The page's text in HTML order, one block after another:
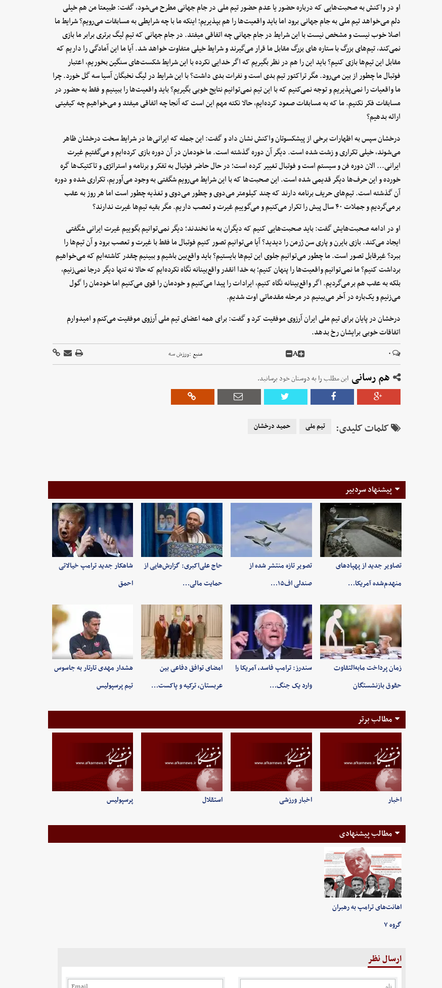
او در واکنش به صحبت‌هایی که درباره حضور یا عدم حضور تیم ملی در جام جهانی مطرح می‌شود، گفت: طبیعتا من هم خیلی
دلم می‌خواهد تیم ملی به جام جهانی برود اما باید واقعیت‌ها را هم بپذیریم؛ اینکه ما با چه شرایطی به مسابقات می‌رویم؟ شرایط ما
اصلا خوب نیست و مشخص نیست با این شرایط در جام جهانی چه اتفاقی میفتد. در جام جهانی که تیم لیگ برتری برابر ما بازی
نمی‌کند، تیم‌های بزرگ با ستاره های بزرگ مقابل ما قرار می‌گیرند و شرایط خیلی متفاوت خواهد شد. آیا ما این آمادگی را داریم که
مقابل این تیم‌ها بازی کنیم؟ باید این را هم در نظر بگیریم که اگر خدایی نکرده با این شرایط شکست‌های سنگین بخوریم، اعتبار
فوتبال ما چطور از بین می‌رود. مگر تراکتور تیم بدی است و نفرات بدی داشت؟ با این شرایط در لیگ نخبگان آسیا سه گل خورد. چرا
ما واقعیات را نمی‌پذیریم و توجه نمی‌کنیم که با این تیم نمی‌توانیم نتایج خوبی بگیریم؟ باید واقعیت‌ها را ببینیم و فقط به حضور در
مسابقات فکر نکنیم‌. ما که به مسابقات صعود کرده‌ایم، حالا نکته مهم این است که آنجا چه اتفاقی میفتد و می‌خواهیم چه کیفیتی
ارائه بدهیم؟
درخشان سپس به اظهارات برخی از پیشکسوتان واکنش نشان داد و گفت: این جمله که ایرانی‌ها در شرایط سخت درخشان ظاهر
می‌شوند، خیلی تکراری و زشت شده است. دیگر آن دوره گذشته است. ما خودمان در آن دوره بازی کرده‌ایم و می‌گفتیم غیرت
ایرانی... الان دوره فن و سیستم است و فوتبال تغییر کرده است؛ در حال حاضر فوتبال به تفکر و برنامه و استراتژی و تاکتیک‌ها گره
خورده و این حرف‌ها دیگر قدیمی شده است. این صحبت‌ها که با این شرایط می‌رویم شگفتی به‌ وجود می‌آوریم، تکراری شده و دوره
آن گذشته است. تیم‌های حریف برنامه دارند که چند کیلومتر می‌دوی و چطور می‌دوی و تغذیه چطور است اما هر روز به عقب
برمی‌گردیم و جملات ۴۰ سال پیش را تکرار می‌کنیم و می‌گوییم غیرت و تعصب داریم. مگر بقیه تیم‌ها غیرت ندارند؟
او در ادامه صحبت‌هایش گفت: باید صحبت‌هایی کنیم که دیگران به ما نخندند؛ دیگر نمی‌توانیم بگوییم غیرت ایرانی شگفتی
ایجاد می‌کند. بازی بایرن و پاری سن ژرمن را دیدید؟ آیا می‌توانیم تصور کنیم فوتبال ما فقط با غیرت و تعصب برود و آن تیم‌ها را
ببرد؟ غیرقابل تصور است. ما چطور می‌توانیم جلوی این تیم‌ها بایستیم؟ باید واقع‌بین باشیم و ببینیم چقدر کاشته‌ایم که می‌خواهیم
برداشت کنیم؟ ما نمی‌توانیم واقعیت‌ها را پنهان کنیم؛ به خدا انقدر واقع‌بینانه نگاه نکرده‌ایم که حالا نه تنها دیگر درجا نمی‌زنیم،
بلکه به عقب هم برمی‌گردیم. اگر واقع‌بینانه نگاه کنیم، ایرادات را پیدا می‌کنیم و خودمان را قوی می‌کنیم اما خودمان را گول
می‌زنیم و یک‌باره در آخر می‌بینیم در مرحله مقدماتی اوت شدیم.
درخشان در پایان برای تیم ملی ایران آرزوی موفقیت کرد و گفت: برای همه اعضای تیم ملی آرزوی موفقیت می‌کنم و امیدوارم
اتفاقات خوبی برایشان رخ بدهد.
۰ A منبع :ورزش سه
هم رسانی این مطلب را به دوستان خود برسانید.
کلمات کلیدی: تیم ملی حمید درخشان
پیشنهاد سردبیر
تصاویر جدید از پهپادهای
منهدم‌شده آمریکا…
تصویر تازه منتشر شده از
صندلی اف۱۵…
حاج علی‌اکبری: گزارش‌هایی از
حمایت مالی…
شاهکار جدید ترامپ خیالاتی
احمق
زمان پرداخت مابه‌التفاوت
حقوق بازنشستگان
سندرز: ترامپ فاسد، آمریکا را
وارد یک جنگ…
امضای توافق دفاعی بین
عربستان، ترکیه و پاکست…
هشدار مهدی تارتار به جاسوس
تیم پرسپولیس
مطالب برتر
اخبار اخبار ورزشی استقلال پرسپولیس
مطالب پیشنهادی
اهانت‌های ترامپ به رهبران
گروه ۷
ارسال نظر